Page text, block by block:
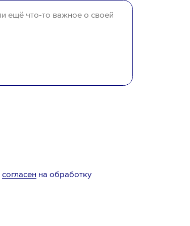
согласен на обработку